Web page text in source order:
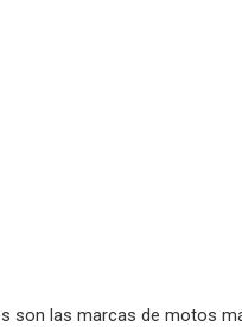
son las marcas de motos